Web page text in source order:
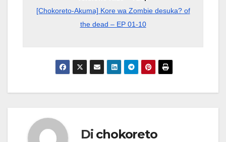
[Chokoreto-Akuma] Kore wa Zombie desuka? of
the dead – EP 01-10
Di chokoreto